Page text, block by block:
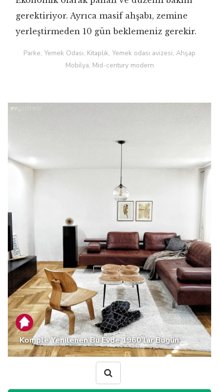
gerektiriyor. Ayrıca masif ahşabı, zemine
yerleştirmeden 10 gün beklemeniz gerekir.
Parke, Yemek Odası, Kitaplık, Yemek odası avizesi, Ahşap
Mobilya, Mid-century modern
Komple Yenilenen Bu Evde 1960'lar Bugün...